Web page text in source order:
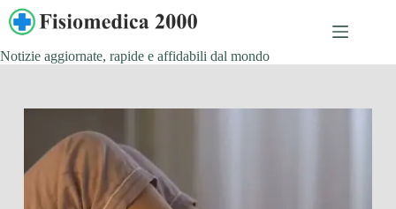
Salta
contenuto
Notizie aggiornate, rapide e affidabili dal mondo